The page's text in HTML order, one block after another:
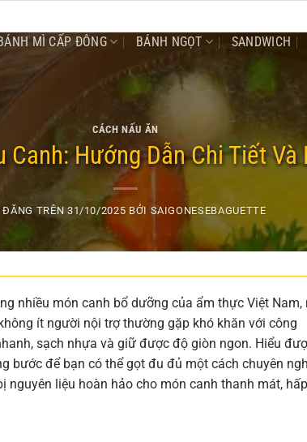
MÌ CẤP ĐÔNG BÁNH NGỌT SANDWICH
CÁCH NẤU ĂN
Canh: Hướng Dẫn Chi Tiết Và
TRÊN 31/10/2025 BỞI SAIGONESEBAGUETTE
nhiều món canh bổ dưỡng của ẩm thực Việt Nam,
ít người nội trợ thường gặp khó khăn với công
sạch nhựa và giữ được độ giòn ngon. Hiểu
bước để bạn có thể gọt đu đủ một cách chuyên
liệu hoàn hảo cho món canh thanh mát, hấp